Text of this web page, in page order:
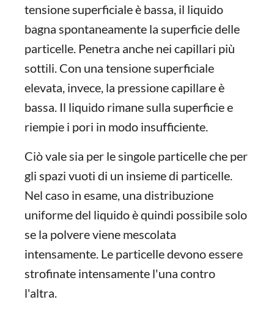
tensione superficiale è bassa, il liquido
bagna spontaneamente la superficie delle
particelle. Penetra anche nei capillari più
sottili. Con una tensione superficiale
elevata, invece, la pressione capillare è
bassa. Il liquido rimane sulla superficie e
riempie i pori in modo insufficiente.
Ciò vale sia per le singole particelle che per
gli spazi vuoti di un insieme di particelle.
Nel caso in esame, una distribuzione
uniforme del liquido è quindi possibile solo
se la polvere viene mescolata
intensamente. Le particelle devono essere
strofinate intensamente l'una contro
l'altra.